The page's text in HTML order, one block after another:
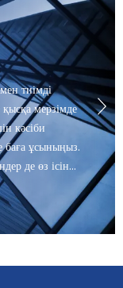
тиімді
мерзімде
кәсіби
баға ұсыныңыз.
де өз ісін